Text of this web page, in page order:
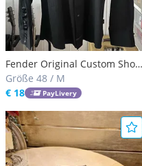
Fender Original Custom Shop
Hemd GR. M € 18, - VB
Größe 48 / M
€ 18
PayLivery